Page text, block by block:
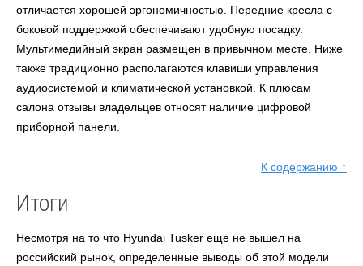
отличается хорошей эргономичностью. Передние кресла с
боковой поддержкой обеспечивают удобную посадку.
Мультимедийный экран размещен в привычном месте. Ниже
также традиционно располагаются клавиши управления
аудиосистемой и климатической установкой. К плюсам
салона отзывы владельцев относят наличие цифровой
приборной панели.
К содержанию ↑
Итоги
Несмотря на то что Hyundai Tusker еще не вышел на
российский рынок, определенные выводы об этой модели